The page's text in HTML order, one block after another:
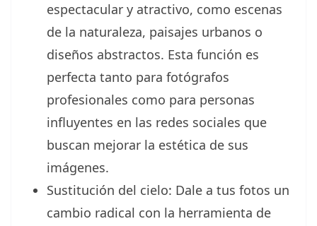
espectacular y atractivo, como escenas
de la naturaleza, paisajes urbanos o
diseños abstractos. Esta función es
perfecta tanto para fotógrafos
profesionales como para personas
influyentes en las redes sociales que
buscan mejorar la estética de sus
imágenes.
Sustitución del cielo: Dale a tus fotos un
cambio radical con la herramienta de